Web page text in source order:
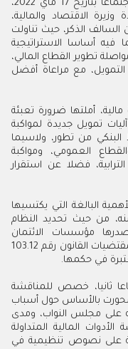
وذكرت في هذا السياق بأن اللجنة عقدت اجتماعا بتاريخ 17 ماي 2022،
الاقتصاد والمالية،
الذكر، حيث تناولت
فيه أساسا الاستراتيجية
تطوير القطاع المالي،
التمويل، مع مراعاة أفضل
أملتها ضرورة تعبئة
تمويل جديدة لمواكبة
البنكي من تطور، ولاسيما
العمومي، ومواكبة
فضلا عن استقرار
البالغة التي يكتسيها
من حيث تحديد النظام
مؤسسات الائتمان
المعتمدة وصندوق الإيداع والتدبير، طبقا لمقتضيات القانون رقم 103.12
في حكمها.
اجتماعا ثانيا، خصص للمناقشة
بالأساس حول أسباب
على مجلس النواب، ومدى
المالية المتداولة
على نصوص تنظيمية في